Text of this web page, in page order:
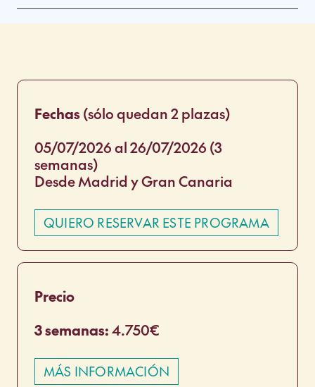
Fechas(sólo quedan 2 plazas)
05/07/2026 al 26/07/2026 (3
semanas)
Desde Madrid y Gran Canaria
QUIERO RESERVAR ESTE PROGRAMA
Precio
3 semanas:4.750€
MÁS INFORMACIÓN